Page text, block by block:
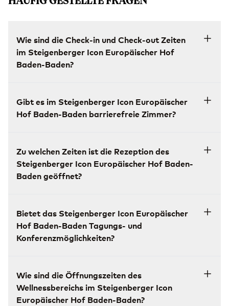
Wie sind die Check-in und Check-out Zeiten
im Steigenberger Icon Europäischer Hof
Baden-Baden?
Gibt es im Steigenberger Icon Europäischer
Hof Baden-Baden barrierefreie Zimmer?
Zu welchen Zeiten ist die Rezeption des
Steigenberger Icon Europäischer Hof Baden-
Baden geöffnet?
Bietet das Steigenberger Icon Europäischer
Hof Baden-Baden Tagungs- und
Konferenzmöglichkeiten?
Wie sind die Öffnungszeiten des
Wellnessbereichs im Steigenberger Icon
Europäischer Hof Baden-Baden?